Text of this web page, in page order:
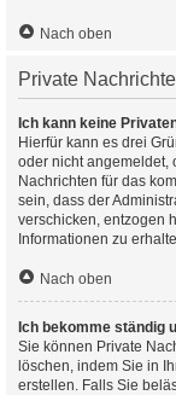
Nach oben
Private
Ich kann keine
Hierfür kann es drei
oder nicht angemeldet,
Nachrichten für das
sein, dass der
verschicken, entzogen
Informationen zu
Nach oben
Ich bekomme ständig
Sie können Private
löschen, indem Sie in
erstellen. Falls Sie